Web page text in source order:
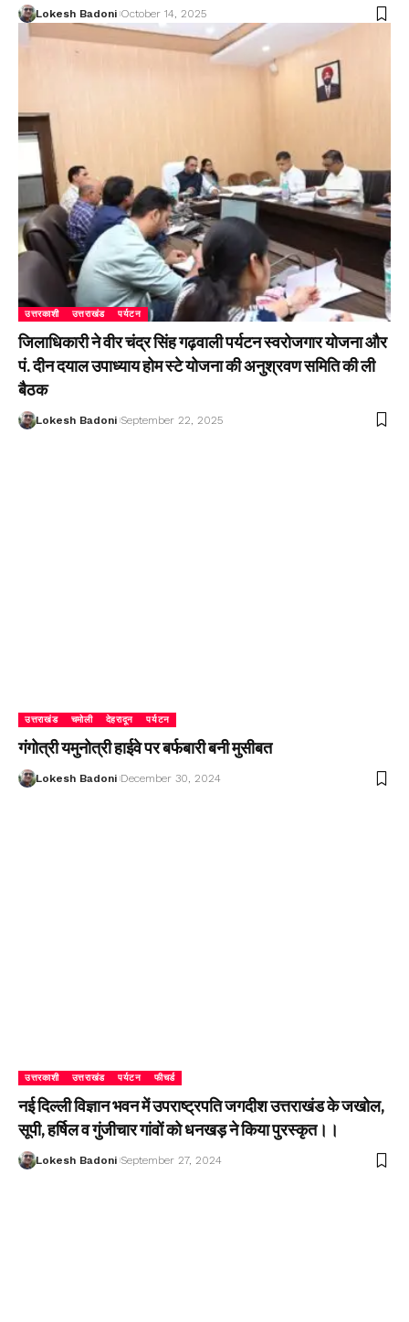
Lokesh Badoni October 14, 2025
उत्तरकाशी उत्तराखंड पर्यटन
जिलाधिकारी ने वीर चंद्र सिंह गढ़वाली पर्यटन स्वरोजगार योजना और
पं. दीन दयाल उपाध्याय होम स्टे योजना की अनुश्रवण समिति की ली
बैठक
Lokesh Badoni September 22, 2025
उत्तराखंड चमोली देहरादून पर्यटन
गंगोत्री यमुनोत्री हाईवे पर बर्फबारी बनी मुसीबत
Lokesh Badoni December 30, 2024
उत्तरकाशी उत्तराखंड पर्यटन फीचर्ड
नई दिल्ली विज्ञान भवन में उपराष्ट्रपति जगदीश उत्तराखंड के जखोल,
सूपी, हर्षिल व गुंजीचार गांवों को धनखड़ ने किया पुरस्कृत।।
Lokesh Badoni September 27, 2024